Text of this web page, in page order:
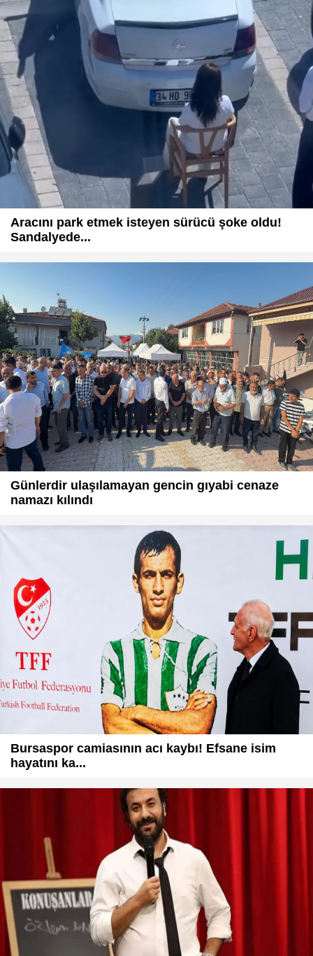
Aracını park etmek isteyen sürücü şoke oldu!
Sandalyede...
Günlerdir ulaşılamayan gencin gıyabi cenaze
namazı kılındı
Bursaspor camiasının acı kaybı! Efsane isim
hayatını ka...